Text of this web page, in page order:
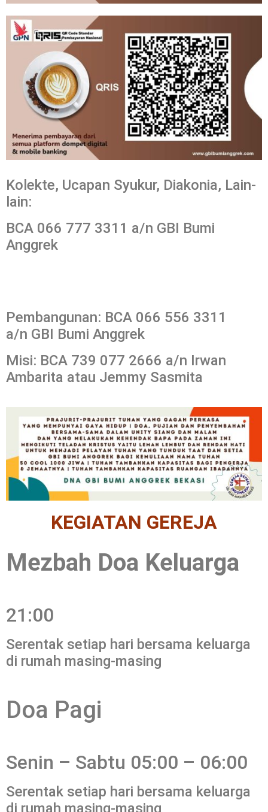
Kolekte, Ucapan Syukur, Diakonia, Lain-
lain:
BCA 066 777 3311 a/n GBI Bumi
Anggrek
Pembangunan: BCA 066 556 3311
a/n GBI Bumi Anggrek
Misi: BCA 739 077 2666 a/n Irwan
Ambarita atau Jemmy Sasmita
KEGIATAN GEREJA
Mezbah Doa Keluarga
21:00
Serentak setiap hari bersama keluarga
di rumah masing-masing
Doa Pagi
Senin – Sabtu 05:00 – 06:00
Serentak setiap hari bersama keluarga
di rumah masing-masing